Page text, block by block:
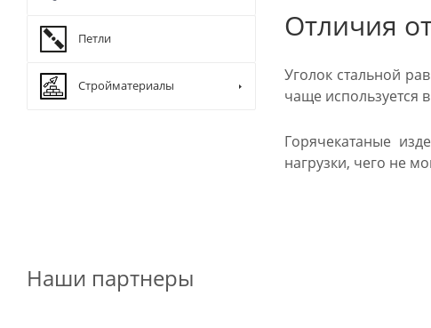
Отличия
Уголок стальной
чаще используется
Горячекатаные
нагрузки, чего не
Петли
Стройматериалы
Наши партнеры